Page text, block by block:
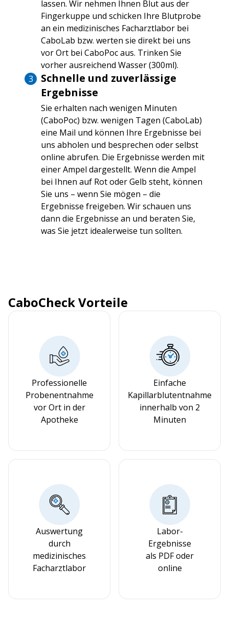
lassen. Wir nehmen Ihnen Blut aus der
Fingerkuppe und schicken Ihre Blutprobe
an ein medizinisches Facharztlabor bei
CaboLab bzw. werten sie direkt bei uns
vor Ort bei CaboPoc aus. Trinken Sie
vorher ausreichend Wasser (300ml).
Schnelle und zuverlässige
Ergebnisse
Sie erhalten nach wenigen Minuten
(CaboPoc) bzw. wenigen Tagen (CaboLab)
eine Mail und können Ihre Ergebnisse bei
uns abholen und besprechen oder selbst
online abrufen. Die Ergebnisse werden mit
einer Ampel dargestellt. Wenn die Ampel
bei Ihnen auf Rot oder Gelb steht, können
Sie uns – wenn Sie mögen – die
Ergebnisse freigeben. Wir schauen uns
dann die Ergebnisse an und beraten Sie,
was Sie jetzt idealerweise tun sollten.
CaboCheck Vorteile
Professionelle
Probenentnahme
vor Ort in der
Apotheke
Einfache
Kapillarblutentnahme
innerhalb von 2
Minuten
Auswertung
durch
medizinisches
Facharztlabor
Labor-
Ergebnisse
als PDF oder
online